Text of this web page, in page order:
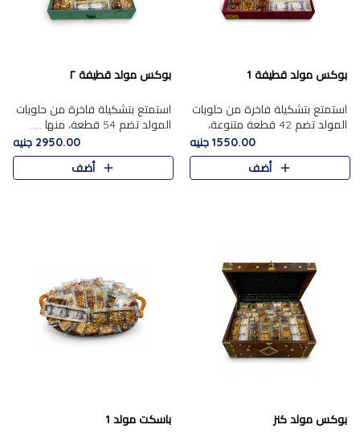
بوكس مولد قطيفة 1
استمتع بتشكيلة فاخرة من حلويات
المولد تضم 42 قطعة متنوعة،
1550.00 جنيه
أضف
بوكس مولد قطيفة ٢
استمتع بتشكيلة فاخرة من حلويات
المولد تضم 54 قطعة، منها .....
2950.00 جنيه
أضف
بوكس مولد كنز باسكت مولد 1